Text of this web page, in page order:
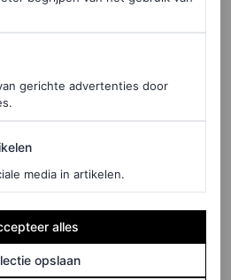
gerichte advertenties door
media in artikelen.
alles
opslaan